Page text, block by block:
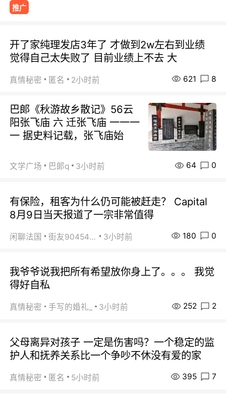
推广
开了家纯理发店3年了 才做到2w左右到业绩
觉得自己太失败了 目前业绩上不去 大
真情秘密 匿名 2小时前 621 8
巴郞《秋游故乡散记》56云
阳张飞庙 六 迁张飞庙 一一一
一 据史料记载，张飞庙始
文学广场 巴郞q 3小时前 64 0
有保险，租客为什么仍可能被赶走？ Capital
8月9日当天报道了一宗非常值得
闲聊法国 街友90454511 3小时前 180 0
我爷爷说我把所有希望放你身上了。。。 我觉
得好自私
真情秘密 手写的婚礼_ 3小时前 252 2
父母离异对孩子 一定是伤害吗？一个稳定的监
护人和抚养关系比一个争吵不休没有爱的家
真情秘密 匿名 5小时前 395 7